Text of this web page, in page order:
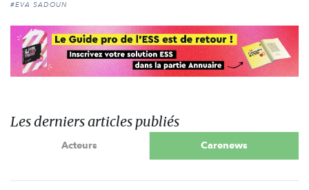
#EVA SADOUN
Les derniers articles publiés
Acteurs Carenews